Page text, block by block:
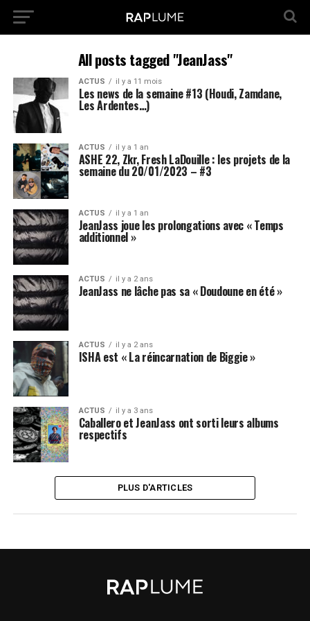
All posts tagged "JeanJass"
ACTUS il y a 11 mois
Les news de la semaine #13 (Houdi, Zamdane,
Les Ardentes…)
ACTUS il y a 1 an
ASHE 22, Zkr, Fresh LaDouille : les projets de la
semaine du 20/01/2023 – #3
ACTUS il y a 1 an
JeanJass joue les prolongations avec « Temps
additionnel »
ACTUS il y a 2 ans
JeanJass ne lâche pas sa « Doudoune en été »
ACTUS il y a 2 ans
ISHA est « La réincarnation de Biggie »
ACTUS il y a 3 ans
Caballero et JeanJass ont sorti leurs albums
respectifs
PLUS D'ARTICLES